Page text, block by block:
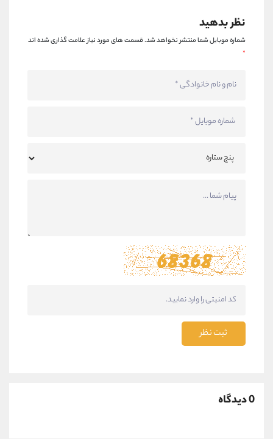
نظر بدهید
شماره موبایل شما منتشر نخواهد شد.قسمت های مورد نیاز علامت گذاری شده اند
*
ثبت نظر
0 دیدگاه